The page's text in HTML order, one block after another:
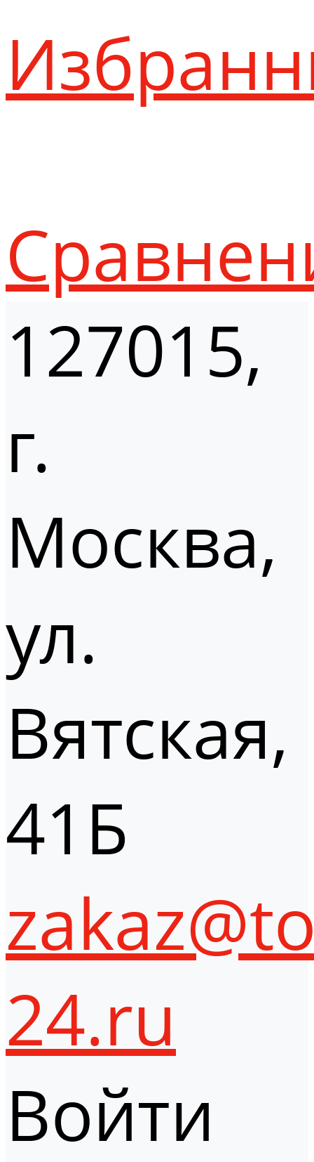
127015,
г.
Москва,
ул.
Вятская,
41Б
24.ru
Войти